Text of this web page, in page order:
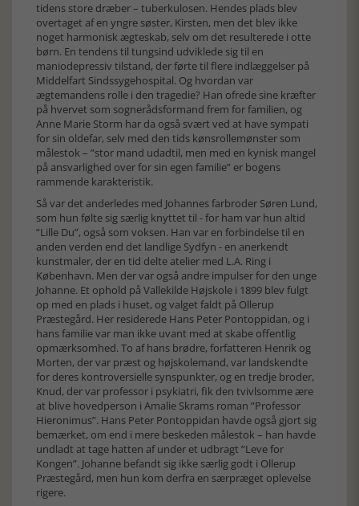
tidens store dræber – tuberkulosen. Hendes plads blev
overtaget af en yngre søster, Kirsten, men det blev ikke
noget harmonisk ægteskab, selv om det resulterede i otte
børn. En tendens til tungsind udviklede sig til en
maniodepressiv tilstand, der førte til flere indlæggelser på
Middelfart Sindssygehospital. Og hvordan var
ægtemandens rolle i den tragedie? Han ofrede sine kræfter
på hvervet som sognerådsformand frem for familien, og
Anne Marie Storm har da også svært ved at have sympati
for sin oldefar, selv med den tids kønsrollemønster som
målestok – ”stor mand udadtil, men med en kynisk mangel
på ansvarlighed over for sin egen familie” er bogens
rammende karakteristik.
Så var det anderledes med Johannes farbroder Søren Lund,
som hun følte sig særlig knyttet til - for ham var hun altid
”Lille Du”, også som voksen. Han var en forbindelse til en
anden verden end det landlige Sydfyn - en anerkendt
kunstmaler, der en tid delte atelier med L.A. Ring i
København. Men der var også andre impulser for den unge
Johanne. Et ophold på Vallekilde Højskole i 1899 blev fulgt
op med en plads i huset, og valget faldt på Ollerup
Præstegård. Her residerede Hans Peter Pontoppidan, og i
hans familie var man ikke uvant med at skabe offentlig
opmærksomhed. To af hans brødre, forfatteren Henrik og
Morten, der var præst og højskolemand, var landskendte
for deres kontroversielle synspunkter, og en tredje broder,
Knud, der var professor i psykiatri, fik den tvivlsomme ære
at blive hovedperson i Amalie Skrams roman ”Professor
Hieronimus”. Hans Peter Pontoppidan havde også gjort sig
bemærket, om end i mere beskeden målestok – han havde
undladt at tage hatten af under et udbragt ”Leve for
Kongen”. Johanne befandt sig ikke særlig godt i Ollerup
Præstegård, men hun kom derfra en særpræget oplevelse
rigere.